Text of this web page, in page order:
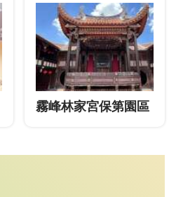
霧峰林家宮保第園區